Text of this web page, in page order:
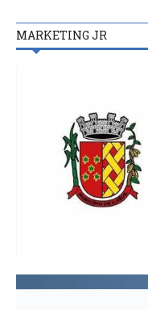
MARKETING JR